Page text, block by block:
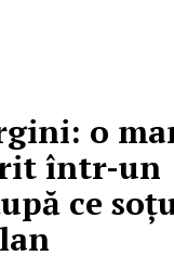
o
într-un
ce